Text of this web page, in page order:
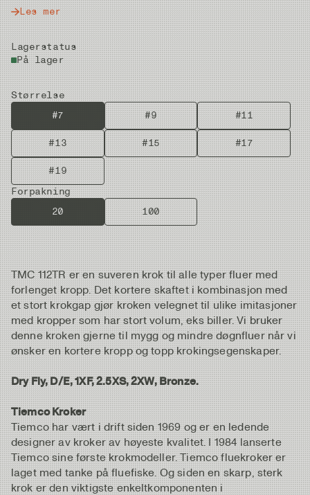
Les mer
Lagerstatus
På lager
Størrelse
#7
#9 #11
#13 #15 #17
#19
Forpakning
20
100
TMC 112TR er en suveren krok til alle typer fluer med
forlenget kropp. Det kortere skaftet i kombinasjon med
et stort krokgap gjør kroken velegnet til ulike imitasjoner
med kropper som har stort volum, eks biller. Vi bruker
denne kroken gjerne til mygg og mindre døgnfluer når vi
ønsker en kortere kropp og topp krokingsegenskaper.
Dry Fly, D/E, 1XF, 2.5XS, 2XW, Bronze.
Tiemco Kroker
Tiemco har vært i drift siden 1969 og er en ledende
designer av kroker av høyeste kvalitet. I 1984 lanserte
Tiemco sine første krokmodeller. Tiemco fluekroker er
laget med tanke på fluefiske. Og siden en skarp, sterk
krok er den viktigste enkeltkomponenten i